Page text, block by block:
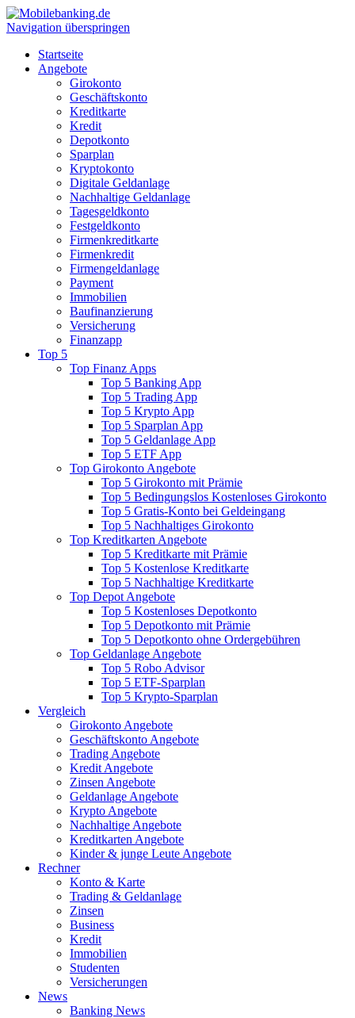
Navigation überspringen
Startseite
Angebote
Girokonto
Geschäftskonto
Kreditkarte
Kredit
Depotkonto
Sparplan
Kryptokonto
Digitale Geldanlage
Nachhaltige Geldanlage
Tagesgeldkonto
Festgeldkonto
Firmenkreditkarte
Firmenkredit
Firmengeldanlage
Payment
Immobilien
Baufinanzierung
Versicherung
Finanzapp
Top 5
Top Finanz Apps
Top 5 Banking App
Top 5 Trading App
Top 5 Krypto App
Top 5 Sparplan App
Top 5 Geldanlage App
Top 5 ETF App
Top Girokonto Angebote
Top 5 Girokonto mit Prämie
Top 5 Bedingungslos Kostenloses Girokonto
Top 5 Gratis-Konto bei Geldeingang
Top 5 Nachhaltiges Girokonto
Top Kreditkarten Angebote
Top 5 Kreditkarte mit Prämie
Top 5 Kostenlose Kreditkarte
Top 5 Nachhaltige Kreditkarte
Top Depot Angebote
Top 5 Kostenloses Depotkonto
Top 5 Depotkonto mit Prämie
Top 5 Depotkonto ohne Ordergebühren
Top Geldanlage Angebote
Top 5 Robo Advisor
Top 5 ETF-Sparplan
Top 5 Krypto-Sparplan
Vergleich
Girokonto Angebote
Geschäftskonto Angebote
Trading Angebote
Kredit Angebote
Zinsen Angebote
Geldanlage Angebote
Krypto Angebote
Nachhaltige Angebote
Kreditkarten Angebote
Kinder & junge Leute Angebote
Rechner
Konto & Karte
Trading & Geldanlage
Zinsen
Business
Kredit
Immobilien
Studenten
Versicherungen
News
Banking News